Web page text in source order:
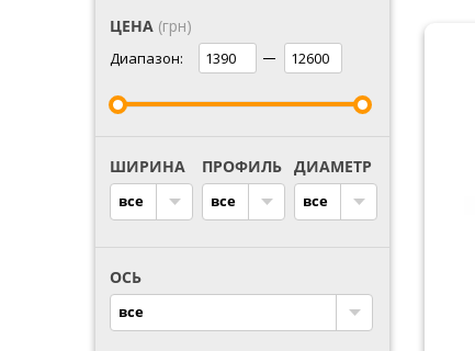
ЦЕНА (грн)
Диапазон:
ШИРИНА
все
ПРОФИЛЬ
все
ДИАМЕТР
все
ОСЬ
все